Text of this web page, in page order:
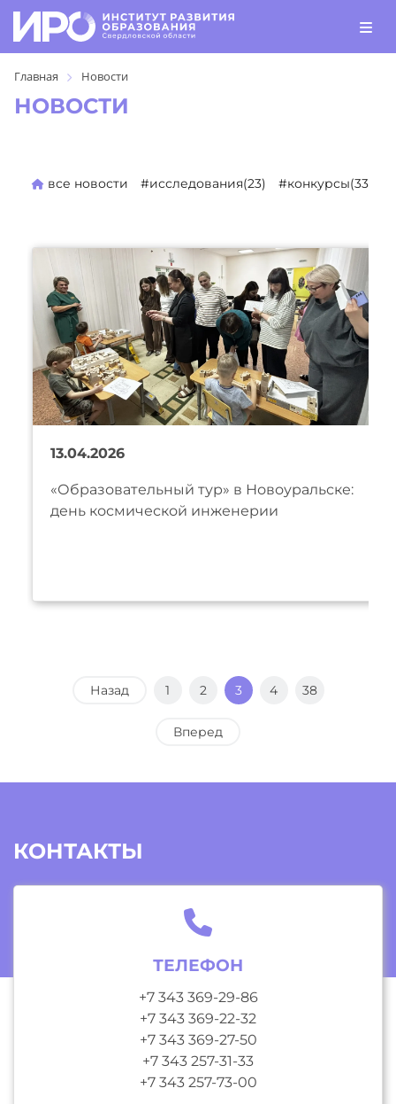
Главная Новости
НОВОСТИ
все новости #исследования(23) #конкурсы(330)
13.04.2026
«Образовательный тур» в Новоуральске:
день космической инженерии
Назад 1 2 3 4 38
Вперед
КОНТАКТЫ
ТЕЛЕФОН
+7 343 369-29-86
+7 343 369-22-32
+7 343 369-27-50
+7 343 257-31-33
+7 343 257-73-00